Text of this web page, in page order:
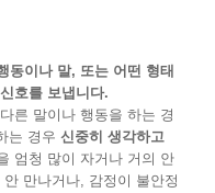
동이나 말, 또는 어떤 형태
호를 보냅니다.
른 말이나 행동을 하는 경
는 경우 신중히 생각하고
엄청 많이 자거나 거의 안
만나거나, 감정이 불안정